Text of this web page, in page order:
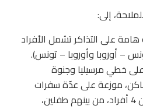
إلى:
هامة على التذاكر تشمل الأفراد
– أوروبا وأوروبا – تونس).
خطي مرسيليا وجنوة
موزعة على عدّة سفرات
لفائدة العائلات المتكونة من 4 أفراد، من بينهم طفلين،